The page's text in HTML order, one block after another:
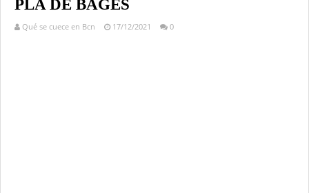
PLA DE BAGES
Qué se cuece en Bcn 17/12/2021 0